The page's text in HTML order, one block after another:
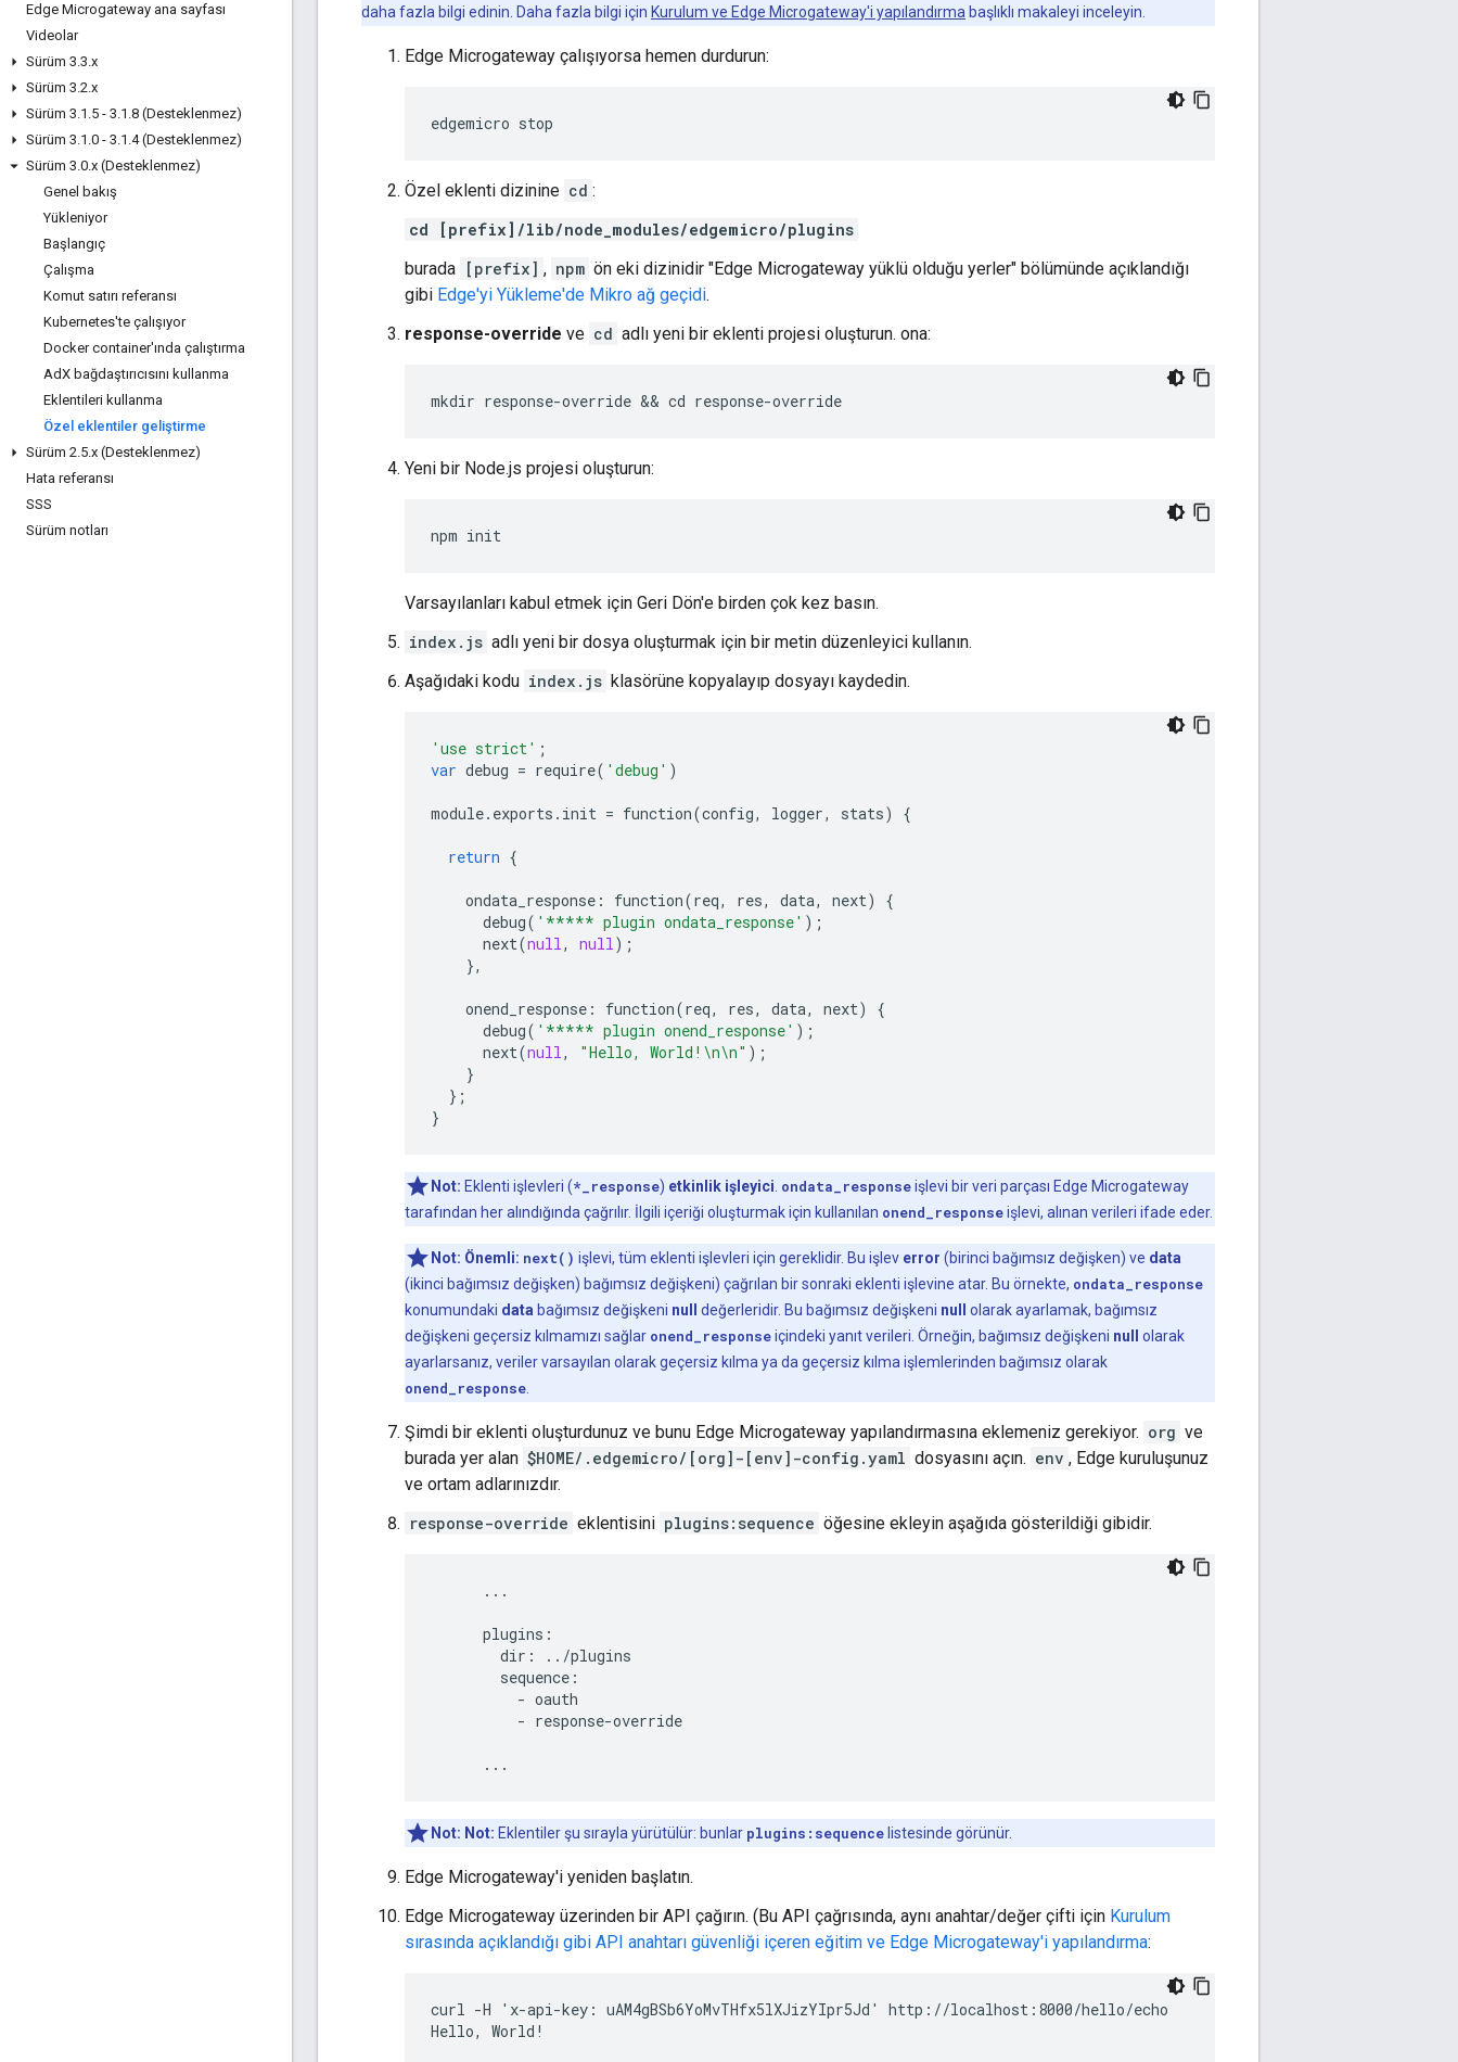
Edge Microgateway ana sayfası
Videolar
Sürüm 3.3.x
Sürüm 3.2.x
Sürüm 3.1 .5 - 3.1 .8 (Desteklenmez)
Sürüm 3.1 .0 - 3.1 .4 (Desteklenmez)
Sürüm 3.0.x (Desteklenmez)
Genel bakış
Yükleniyor
Başlangıç
Çalışma
Komut satırı referansı
Kubernetes'te çalışıyor
Docker container'ında çalıştırma
AdX bağdaştırıcısını kullanma
Eklentileri kullanma
Özel eklentiler geliştirme
Sürüm 2.5.x (Desteklenmez)
Hata referansı
SSS
Sürüm notları
daha fazla bilgi edinin. Daha fazla bilgi için Kurulum ve Edge Microgateway'i yapılandırma başlıklı makaleyi inceleyin.
Edge Microgateway çalışıyorsa hemen durdurun:
edgemicro stop
Özel eklenti dizinine cd :
cd [prefix]/lib/node_modules/edgemicro/plugins
burada [prefix] , npm ön eki dizinidir "Edge Microgateway yüklü olduğu yerler" bölümünde açıklandığı
gibi Edge'yi Yükleme'de Mikro ağ geçidi.
response-override ve cd adlı yeni bir eklenti projesi oluşturun. ona:
mkdir response-override && cd response-override
Yeni bir Node.js projesi oluşturun:
npm init
Varsayılanları kabul etmek için Geri Dön'e birden çok kez basın.
index.js adlı yeni bir dosya oluşturmak için bir metin düzenleyici kullanın.
Aşağıdaki kodu index.js klasörüne kopyalayıp dosyayı kaydedin.
'use strict' ;
var debug = require( 'debug' )
module. exports . init = function(config, logger, stats) {
return {
ondata_response : function(req, res, data, next)
{
debug( '***** plugin ondata_response' );
next(null, null);
},
onend_response : function(req, res, data, next)
{
debug( '***** plugin onend_response' );
next(null, "Hello, World! \n\n" );
}
};
}
Not: Eklenti işlevleri (*_response) etkinlik işleyici ondata_responseişlevi bir veri parçası Edge Microgateway
tarafından her alındığında çağrılır. İlgili içeriği oluşturmak için kullanılan onend_responseişlevi, alınan verileri ifade eder.
Not: Önemli: next() işlevi, tüm eklenti işlevleri için gereklidir. Bu işlev error (birinci bağımsız değişken) ve data
(ikinci bağımsız değişken) bağımsız değişkeni) çağrılan bir sonraki eklenti işlevine atar. Bu örnekte, ondata_response
konumundaki data bağımsız değişkeni null değerleridir. Bu bağımsız değişkeni null
olarak ayarlamak, bağımsız
değişkeni geçersiz kılmamızı sağlar onend_responseiçindeki yanıt verileri. Örneğin, bağımsız değişkeni null
olarak
ayarlarsanız, veriler varsayılan olarak geçersiz kılma ya da geçersiz kılma işlemlerinden bağımsız olarak
onend_response
Şimdi bir eklenti oluşturdunuz ve bunu Edge Microgateway yapılandırmasına eklemeniz gerekiyor. org ve
burada yer alan $HOME/.edgemicro/[org]-[env]-config.yaml dosyasını açın. env , Edge kuruluşunuz
ve ortam adlarınızdır.
response-override eklentisini plugins:sequence öğesine ekleyin aşağıda gösterildiği gibidir.
      ...
      plugins:
        dir: ../plugins
        sequence:
          - oauth
          - response-override
      ...
Not: Not: Eklentiler şu sırayla yürütülür: bunlar plugins:sequence listesinde görünür.
Edge Microgateway'i yeniden başlatın.
Edge Microgateway üzerinden bir API çağırın. (Bu API çağrısında, aynı anahtar/değer çifti için Kurulum
sırasında açıklandığı gibi API anahtarı güvenliği içeren eğitim ve Edge Microgateway'i yapılandırma:
curl -H 'x-api-key: uAM4gBSb6YoMvTHfx5lXJizYIpr5Jd' http://localhost:8000/hello/echo
Hello, World!